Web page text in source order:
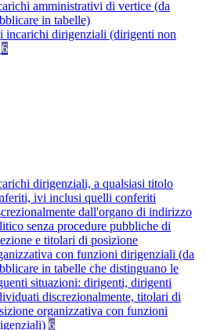
amministrativi di vertice (da
in tabelle)
incarichi dirigenziali (dirigenti non
6
dirigenziali, a qualsiasi titolo
ivi inclusi quelli conferiti
dall'organo di indirizzo
senza procedure pubbliche di
e titolari di posizione
con funzioni dirigenziali (da
in tabelle che distinguano le
situazioni: dirigenti, dirigenti
discrezionalmente, titolari di
organizzativa con funzioni
6